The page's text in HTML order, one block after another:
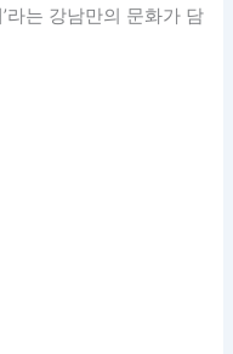
라는 강남만의 문화가 담